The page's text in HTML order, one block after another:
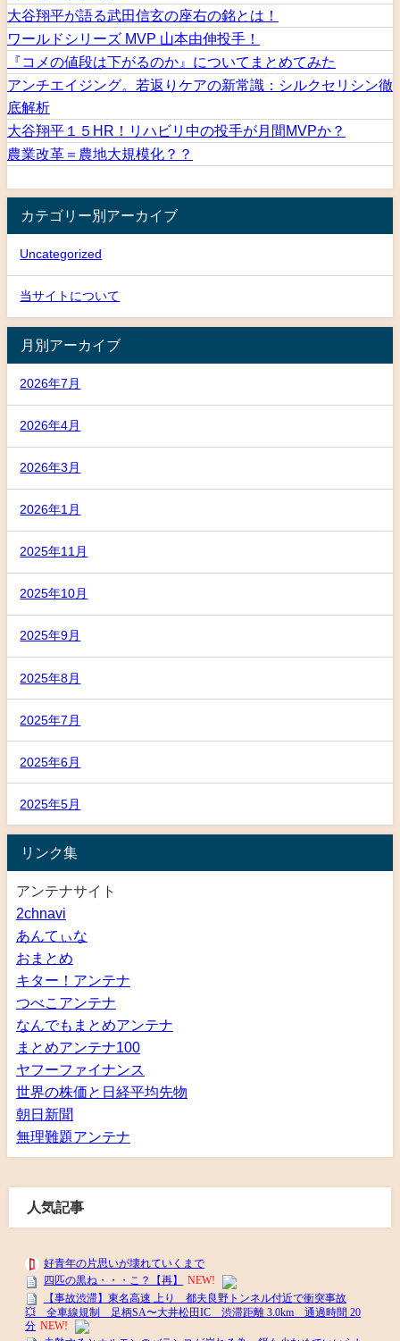
大谷翔平が語る武田信玄の座右の銘とは！
ワールドシリーズ MVP 山本由伸投手！
『コメの値段は下がるのか』についてまとめてみた
アンチエイジング。若返りケアの新常識：シルクセリシン徹
底解析
大谷翔平１５HR！リハビリ中の投手が月間MVPか？
農業改革＝農地大規模化？？
カテゴリー別アーカイブ
Uncategorized
当サイトについて
月別アーカイブ
2026年7月
2026年4月
2026年3月
2026年1月
2025年11月
2025年10月
2025年9月
2025年8月
2025年7月
2025年6月
2025年5月
リンク集
アンテナサイト
2chnavi
あんてぃな
おまとめ
キター！アンテナ
つべこアンテナ
なんでもまとめアンテナ
まとめアンテナ100
ヤフーファイナンス
世界の株価と日経平均先物
朝日新聞
無理難題アンテナ
人気記事